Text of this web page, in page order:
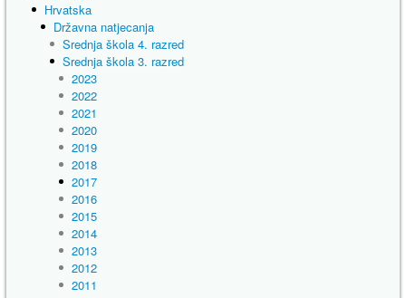
Hrvatska
Državna natjecanja
Srednja škola 4. razred
Srednja škola 3. razred
2023
2022
2021
2020
2019
2018
2017
2016
2015
2014
2013
2012
2011